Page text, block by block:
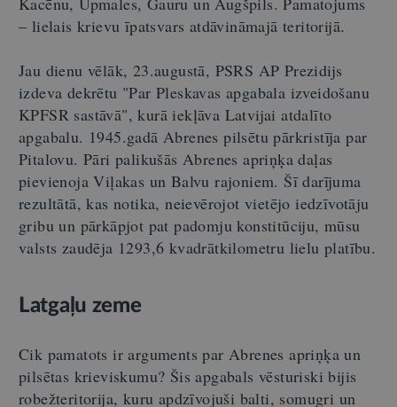
– lielais krievu īpatsvars atdāvināmajā teritorijā.
Jau dienu vēlāk, 23.augustā, PSRS AP Prezidijs
izdeva dekrētu "Par Pleskavas apgabala izveidošanu
KPFSR sastāvā", kurā iekļāva Latvijai atdalīto
apgabalu. 1945.gadā Abrenes pilsētu pārkristīja par
Pitalovu. Pāri palikušās Abrenes apriņķa daļas
pievienoja Viļakas un Balvu rajoniem. Šī darījuma
rezultātā, kas notika, neievērojot vietējo iedzīvotāju
gribu un pārkāpjot pat padomju konstitūciju, mūsu
valsts zaudēja 1293,6 kvadrātkilometru lielu platību.
Latgaļu zeme
Cik pamatots ir arguments par Abrenes apriņķa un
pilsētas krieviskumu? Šis apgabals vēsturiski bijis
robežteritorija, kuru apdzīvojuši balti, somugri un